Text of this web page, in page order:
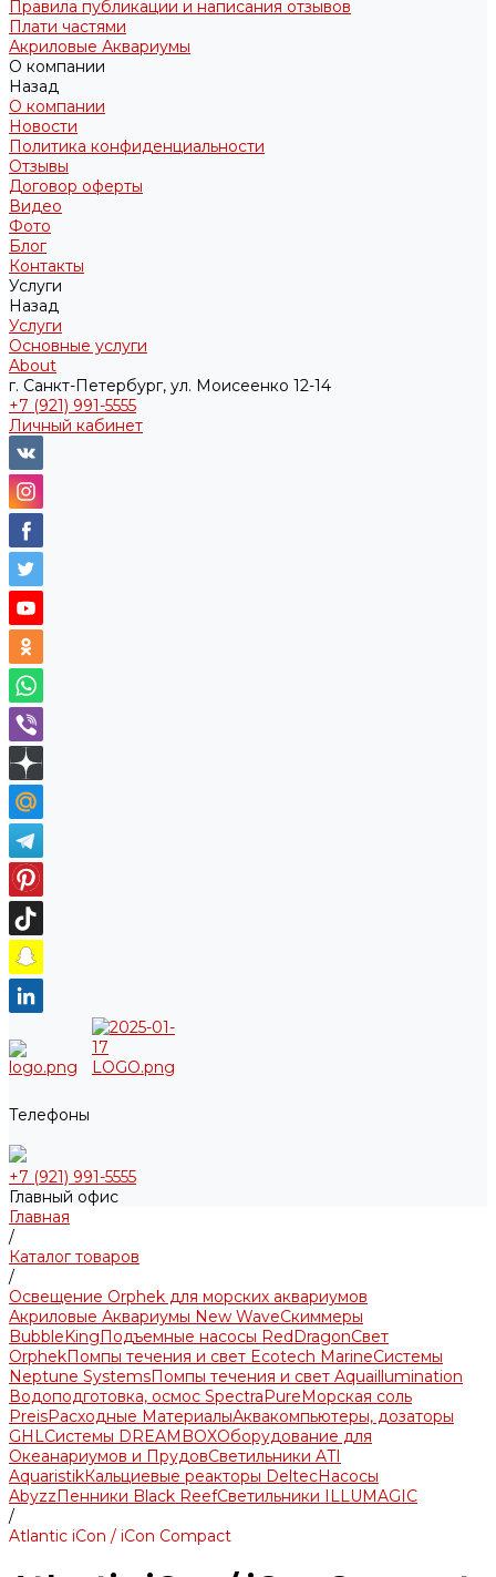
Правила публикации и написания отзывов
Плати частями
Акриловые Аквариумы
О компании
Назад
О компании
Новости
Политика конфиденциальности
Отзывы
Договор оферты
Видео
Фото
Блог
Контакты
Услуги
Назад
Услуги
Основные услуги
About
г. Санкт-Петербург, ул. Моисеенко 12-14
+7 (921) 991-5555
Личный кабинет
Телефоны
+7 (921) 991-5555
Главный офис
Главная
/
Каталог товаров
/
Освещение Orphek для морских аквариумов
Акриловые Аквариумы New WaveСкиммеры
BubbleKingПодъемные насосы RedDragonСвет
OrphekПомпы течения и свет Ecotech MarineСистемы
Neptune SystemsПомпы течения и свет Aquaillumination
Водоподготовка, осмос SpectraPureМорская соль
PreisРасходные МатериалыАквакомпьютеры, дозаторы
GHLСистемы DREAMBOXОборудование для
Океанариумов и ПрудовСветильники ATI
AquaristikКальциевые реакторы DeltecНасосы
AbyzzПенники Black ReefСветильники ILLUMAGIC
/
Atlantic iCon / iCon Compact